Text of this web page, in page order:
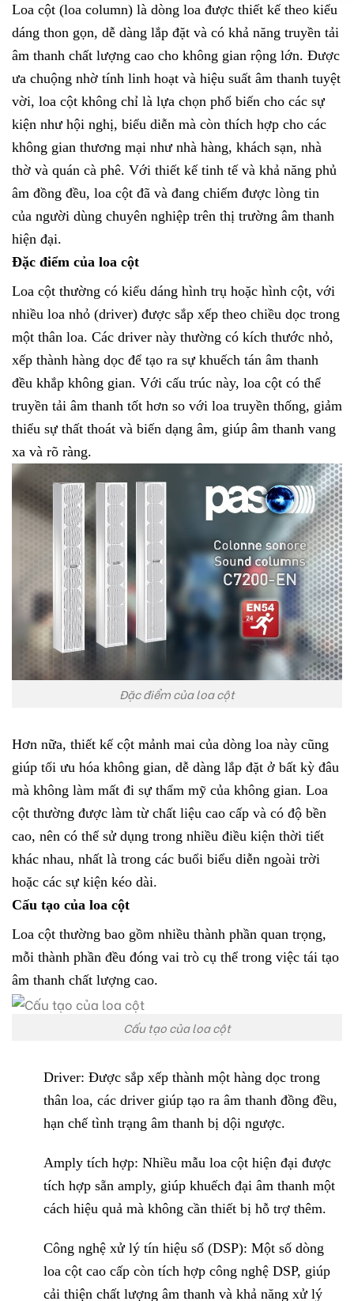
Loa cột (loa column) là dòng loa được thiết kế theo kiểu
dáng thon gọn, dễ dàng lắp đặt và có khả năng truyền tải
âm thanh chất lượng cao cho không gian rộng lớn. Được
ưa chuộng nhờ tính linh hoạt và hiệu suất âm thanh tuyệt
vời, loa cột không chỉ là lựa chọn phổ biến cho các sự
kiện như hội nghị, biểu diễn mà còn thích hợp cho các
không gian thương mại như nhà hàng, khách sạn, nhà
thờ và quán cà phê. Với thiết kế tinh tế và khả năng phủ
âm đồng đều, loa cột đã và đang chiếm được lòng tin
của người dùng chuyên nghiệp trên thị trường âm thanh
hiện đại.
Đặc điểm của loa cột
Loa cột thường có kiểu dáng hình trụ hoặc hình cột, với
nhiều loa nhỏ (driver) được sắp xếp theo chiều dọc trong
một thân loa. Các driver này thường có kích thước nhỏ,
xếp thành hàng dọc để tạo ra sự khuếch tán âm thanh
đều khắp không gian. Với cấu trúc này, loa cột có thể
truyền tải âm thanh tốt hơn so với loa truyền thống, giảm
thiểu sự thất thoát và biến dạng âm, giúp âm thanh vang
xa và rõ ràng.
Đặc điểm của loa cột
Hơn nữa, thiết kế cột mảnh mai của dòng loa này cũng
giúp tối ưu hóa không gian, dễ dàng lắp đặt ở bất kỳ đâu
mà không làm mất đi sự thẩm mỹ của không gian. Loa
cột thường được làm từ chất liệu cao cấp và có độ bền
cao, nên có thể sử dụng trong nhiều điều kiện thời tiết
khác nhau, nhất là trong các buổi biểu diễn ngoài trời
hoặc các sự kiện kéo dài.
Cấu tạo của loa cột
Loa cột thường bao gồm nhiều thành phần quan trọng,
mỗi thành phần đều đóng vai trò cụ thể trong việc tái tạo
âm thanh chất lượng cao.
Cấu tạo của loa cột
Driver: Được sắp xếp thành một hàng dọc trong
thân loa, các driver giúp tạo ra âm thanh đồng đều,
hạn chế tình trạng âm thanh bị dội ngược.
Amply tích hợp: Nhiều mẫu loa cột hiện đại được
tích hợp sẵn amply, giúp khuếch đại âm thanh một
cách hiệu quả mà không cần thiết bị hỗ trợ thêm.
Công nghệ xử lý tín hiệu số (DSP): Một số dòng
loa cột cao cấp còn tích hợp công nghệ DSP, giúp
cải thiện chất lượng âm thanh và khả năng xử lý